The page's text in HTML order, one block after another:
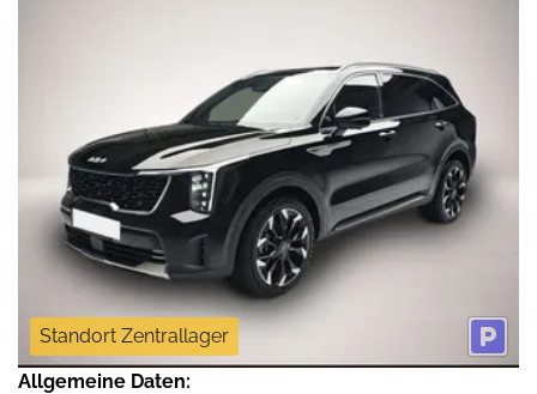
Standort Zentrallager
Allgemeine Daten: